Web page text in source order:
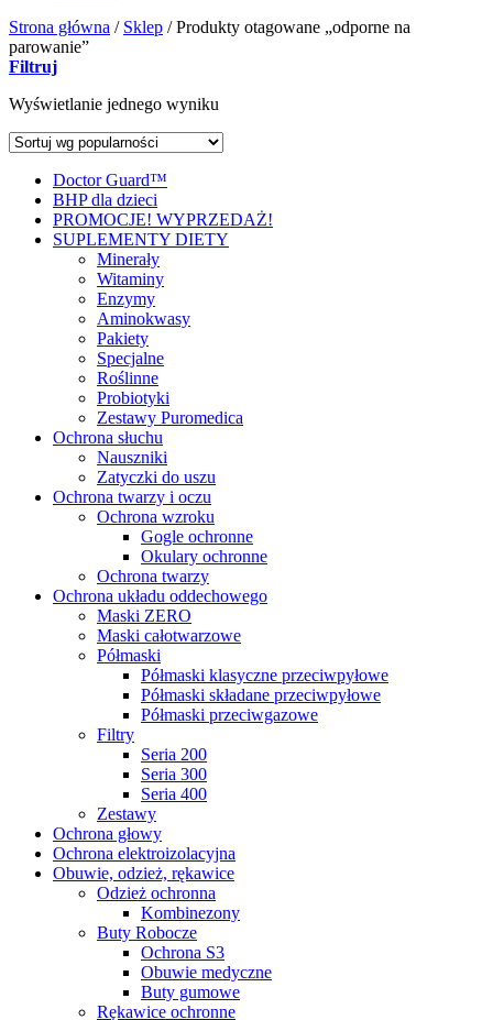
Strona główna / Sklep /Produkty otagowane „odporne na
parowanie”
Filtruj
Wyświetlanie jednego wyniku
Doctor Guard™
BHP dla dzieci
PROMOCJE! WYPRZEDAŻ!
SUPLEMENTY DIETY
Minerały
Witaminy
Enzymy
Aminokwasy
Pakiety
Specjalne
Roślinne
Probiotyki
Zestawy Puromedica
Ochrona słuchu
Nauszniki
Zatyczki do uszu
Ochrona twarzy i oczu
Ochrona wzroku
Gogle ochronne
Okulary ochronne
Ochrona twarzy
Ochrona układu oddechowego
Maski ZERO
Maski całotwarzowe
Półmaski
Półmaski klasyczne przeciwpyłowe
Półmaski składane przeciwpyłowe
Półmaski przeciwgazowe
Filtry
Seria 200
Seria 300
Seria 400
Zestawy
Ochrona głowy
Ochrona elektroizolacyjna
Obuwie, odzież, rękawice
Odzież ochronna
Kombinezony
Buty Robocze
Ochrona S3
Obuwie medyczne
Buty gumowe
Rękawice ochronne